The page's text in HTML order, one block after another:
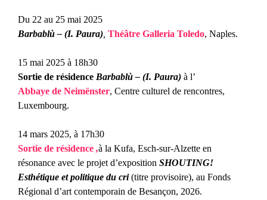
Du 22 au 25 mai 2025
Barbablù – (I. Paura) Théâtre Galleria Toledo, Naples.
15 mai 2025 à 18h30
Sortie de résidence Barbablù – (I. Paura) à l’
Abbaye de Neimënster, Centre culturel de rencontres,
Luxembourg.
14 mars 2025, à 17h30
Sortie de résidence ,à la Kufa, Esch-sur-Alzette en
résonance avec le projet d’exposition SHOUTING!
Esthétique et politique du cri (titre provisoire), au Fonds
Régional d’art contemporain de Besançon, 2026.